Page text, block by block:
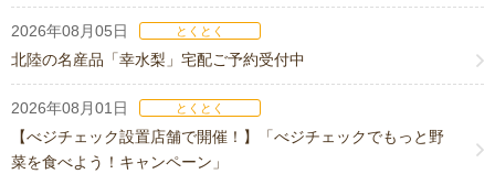
2026年08月05日 とくとく
北陸の名産品「幸水梨」宅配ご予約受付中
2026年08月01日 とくとく
【べジチェック設置店舗で開催！】「べジチェックでもっと野
菜を食べよう！キャンペーン」